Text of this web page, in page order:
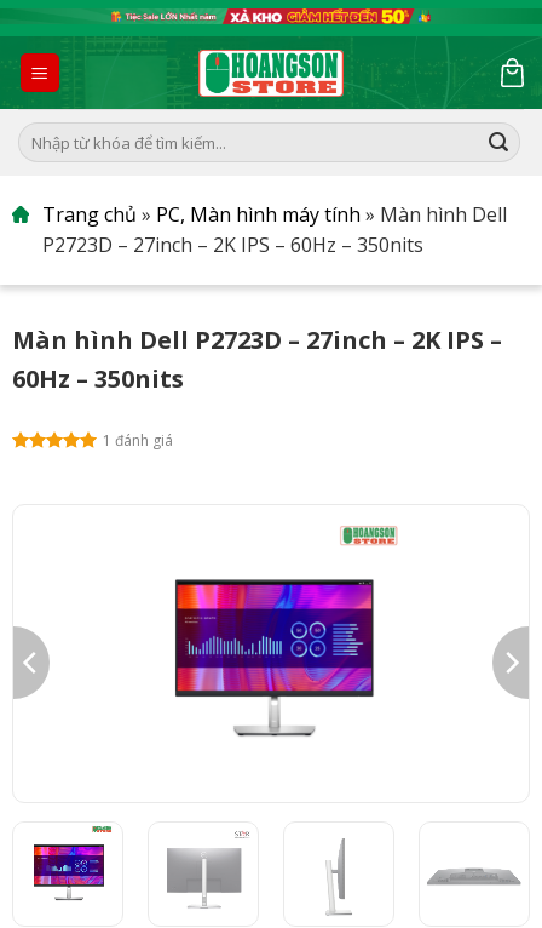
to
content
Tìm
kiếm:
Trang chủ » PC, Màn hình máy tính » Màn hình Dell
P2723D – 27inch – 2K IPS – 60Hz – 350nits
Màn hình Dell P2723D – 27inch – 2K IPS –
60Hz – 350nits
1 đánh giá